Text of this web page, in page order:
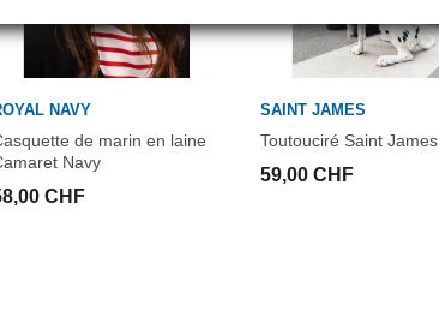
NAVY
de marin en laine
Navy
CHF
SAINT JAMES
Toutouciré Saint James
59,00 CHF